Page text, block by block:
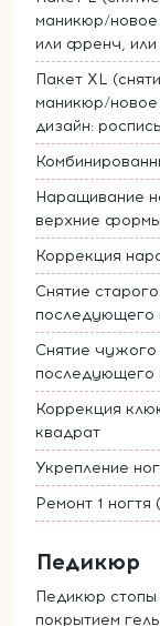
маникюр/новое
или френч, или
Пакет XL
маникюр/
дизайн:
Наращивание
верхние
Коррекция
Снятие
последующего
Снятие чужого
последующего
Коррекция
квадрат
Укрепление
Ремонт 1
Педикюр
Педикюр
покрытием